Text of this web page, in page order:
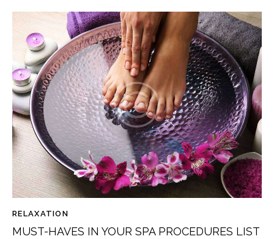
RELAXATION
MUST-HAVES IN YOUR SPA PROCEDURES LIST